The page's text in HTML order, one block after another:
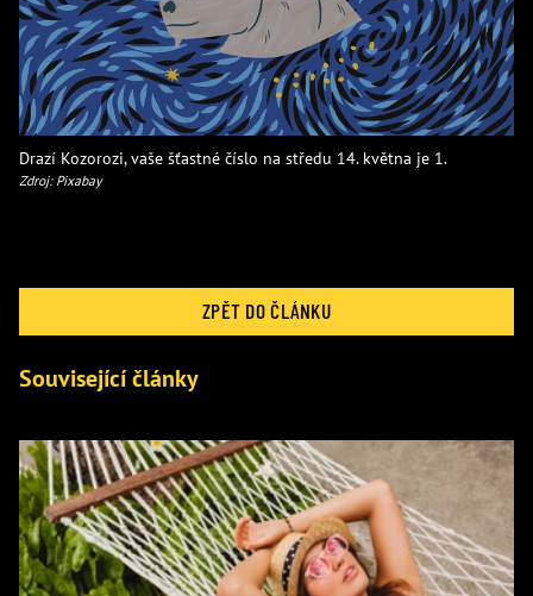
Drazí Kozorozi, vaše šťastné číslo na středu 14. května je 1.
Zdroj: Pixabay
ZPĚT DO ČLÁNKU
Související články